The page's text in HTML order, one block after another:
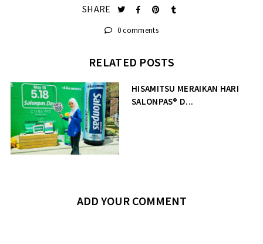
SHARE
0 comments
RELATED POSTS
HISAMITSU MERAIKAN HARI
SALONPAS® D...
ADD YOUR COMMENT